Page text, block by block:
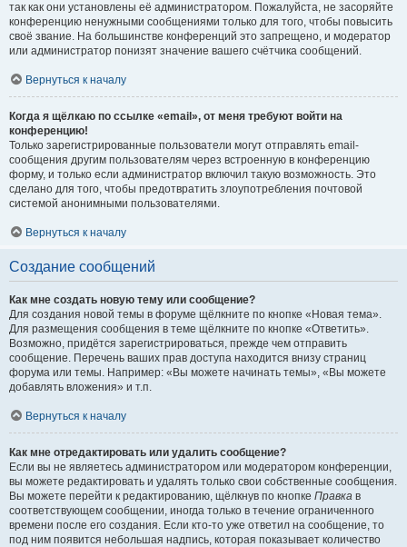
так как они установлены её администратором. Пожалуйста, не засоряйте
конференцию ненужными сообщениями только для того, чтобы повысить
своё звание. На большинстве конференций это запрещено, и модератор
или администратор понизят значение вашего счётчика сообщений.
Вернуться к началу
Когда я щёлкаю по ссылке «email», от меня требуют войти на
конференцию!
Только зарегистрированные пользователи могут отправлять email-
сообщения другим пользователям через встроенную в конференцию
форму, и только если администратор включил такую возможность. Это
сделано для того, чтобы предотвратить злоупотребления почтовой
системой анонимными пользователями.
Вернуться к началу
Создание сообщений
Как мне создать новую тему или сообщение?
Для создания новой темы в форуме щёлкните по кнопке «Новая тема».
Для размещения сообщения в теме щёлкните по кнопке «Ответить».
Возможно, придётся зарегистрироваться, прежде чем отправить
сообщение. Перечень ваших прав доступа находится внизу страниц
форума или темы. Например: «Вы можете начинать темы», «Вы можете
добавлять вложения» и т.п.
Вернуться к началу
Как мне отредактировать или удалить сообщение?
Если вы не являетесь администратором или модератором конференции,
вы можете редактировать и удалять только свои собственные сообщения.
Вы можете перейти к редактированию, щёлкнув по кнопке Правка в
соответствующем сообщении, иногда только в течение ограниченного
времени после его создания. Если кто-то уже ответил на сообщение, то
под ним появится небольшая надпись, которая показывает количество